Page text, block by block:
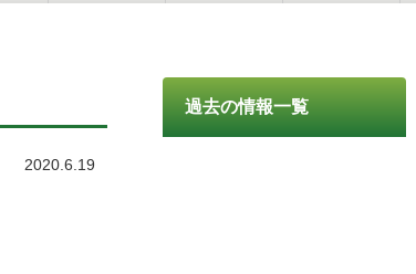
過去の情報一覧
2020.6.19